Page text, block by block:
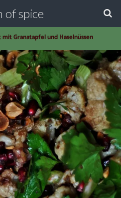
of spice
Granatapfel und Haselnüssen